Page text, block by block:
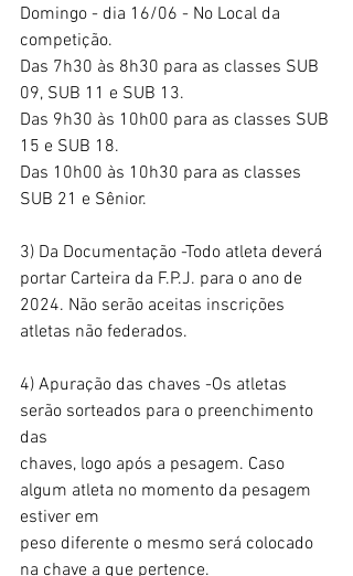
Domingo - dia 16/06 - No Local da
competição.
Das 7h30 às 8h30 para as classes SUB
09, SUB 11 e SUB 13.
Das 9h30 às 10h00 para as classes SUB
15 e SUB 18.
Das 10h00 às 10h30 para as classes
SUB 21 e Sênior.
3) Da Documentação -Todo atleta deverá
portar Carteira da F.P.J. para o ano de
2024. Não serão aceitas inscrições
atletas não federados.
4) Apuração das chaves -Os atletas
serão sorteados para o preenchimento
das
chaves, logo após a pesagem. Caso
algum atleta no momento da pesagem
estiver em
peso diferente o mesmo será colocado
na chave a que pertence.